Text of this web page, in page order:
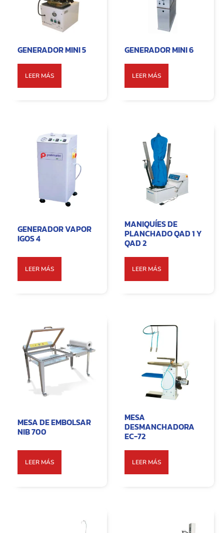
GENERADOR MINI 5
LEER MÁS
GENERADOR MINI 6
LEER MÁS
GENERADOR VAPOR
IGOS 4
LEER MÁS
MANIQUÍES DE
PLANCHADO QAD 1 Y
QAD 2
LEER MÁS
MESA DE EMBOLSAR
NIB 700
LEER MÁS
MESA
DESMANCHADORA
EC-72
LEER MÁS